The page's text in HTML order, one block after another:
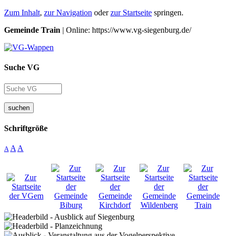
Zum Inhalt, zur Navigation oderzur Startseite springen.
Gemeinde Train | Online: https://www.vg-siegenburg.de/
Suche VG
suchen
Schriftgröße
A A A